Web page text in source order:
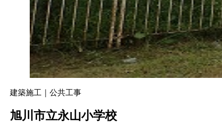
建築施工｜公共工事
旭川市立永山小学校